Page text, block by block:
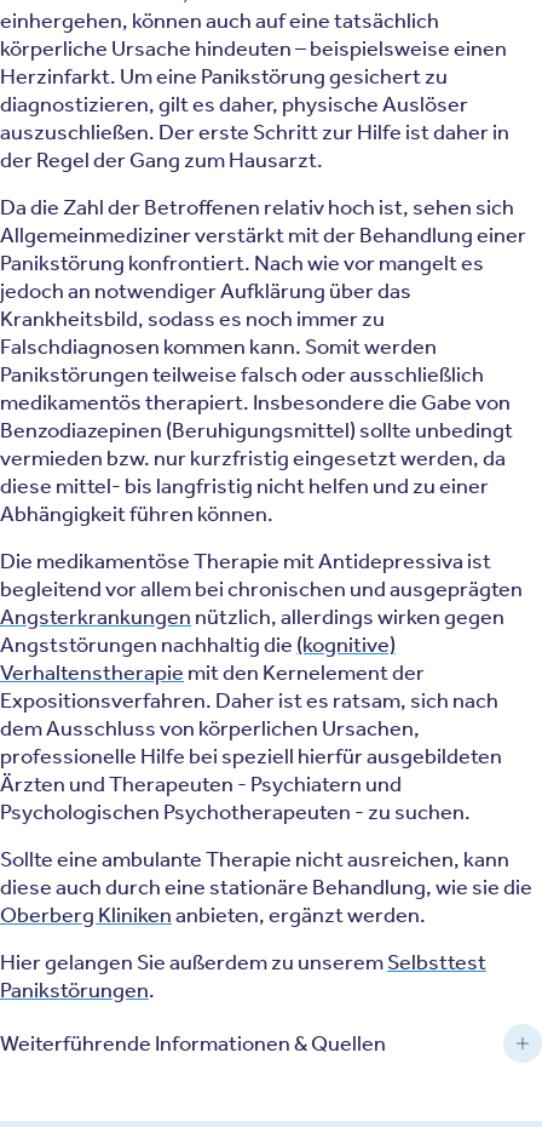
einhergehen, können auch auf eine tatsächlich
körperliche Ursache hindeuten – beispielsweise einen
Herzinfarkt. Um eine Panikstörung gesichert zu
diagnostizieren, gilt es daher, physische Auslöser
auszuschließen. Der erste Schritt zur Hilfe ist daher in
der Regel der Gang zum Hausarzt.
Da die Zahl der Betroffenen relativ hoch ist, sehen sich
Allgemeinmediziner verstärkt mit der Behandlung einer
Panikstörung konfrontiert. Nach wie vor mangelt es
jedoch an notwendiger Aufklärung über das
Krankheitsbild, sodass es noch immer zu
Falschdiagnosen kommen kann. Somit werden
Panikstörungen teilweise falsch oder ausschließlich
medikamentös therapiert. Insbesondere die Gabe von
Benzodiazepinen (Beruhigungsmittel) sollte unbedingt
vermieden bzw. nur kurzfristig eingesetzt werden, da
diese mittel- bis langfristig nicht helfen und zu einer
Abhängigkeit führen können.
Die medikamentöse Therapie mit Antidepressiva ist
begleitend vor allem bei chronischen und ausgeprägten
Angsterkrankungen nützlich, allerdings wirken gegen
Angststörungen nachhaltig die (kognitive)
Verhaltenstherapie mit den Kernelement der
Expositionsverfahren. Daher ist es ratsam, sich nach
dem Ausschluss von körperlichen Ursachen,
professionelle Hilfe bei speziell hierfür ausgebildeten
Ärzten und Therapeuten - Psychiatern und
Psychologischen Psychotherapeuten - zu suchen.
Sollte eine ambulante Therapie nicht ausreichen, kann
diese auch durch eine stationäre Behandlung, wie sie die
Oberberg Klinikenanbieten, ergänzt werden.
Hier gelangen Sie außerdem zu unseremSelbsttest
Panikstörungen.
Weiterführende Informationen & Quellen